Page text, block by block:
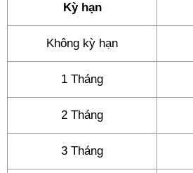
Kỳ hạn
Không kỳ hạn
1 Tháng
2 Tháng
3 Tháng